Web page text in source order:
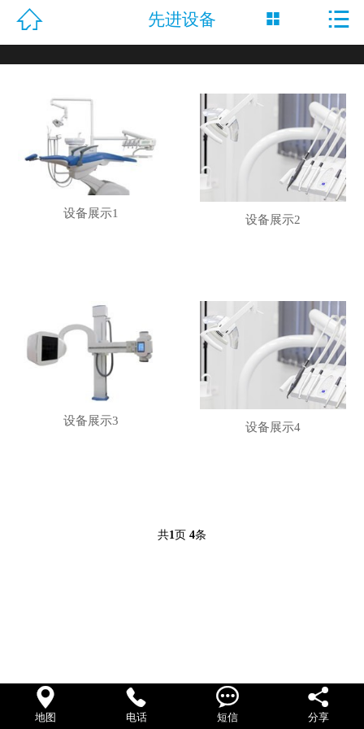
网站首页
公司介绍
活动专题
病种分类
名医风采
诊疗技术
先进设备
康复案例
联系我们
 先进设备  
设备展示1 设备展示2
设备展示3 设备展示4
共1页 4条

地图

电话

短信

分享